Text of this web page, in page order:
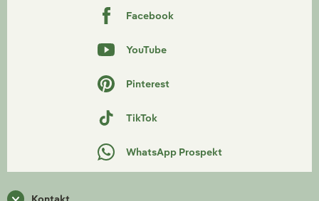
Facebook
YouTube
Pinterest
TikTok
WhatsApp Prospekt